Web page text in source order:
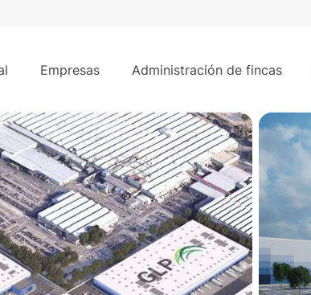
Empresas Administración de fincas
de 22.800 m² - Villaverde, Madrid